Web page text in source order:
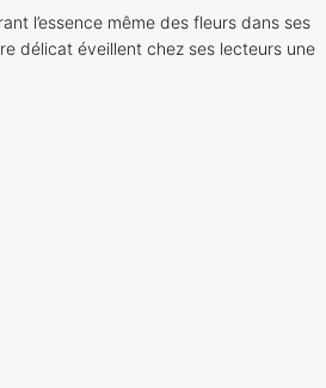
l’essence même des fleurs dans ses
délicat éveillent chez ses lecteurs une